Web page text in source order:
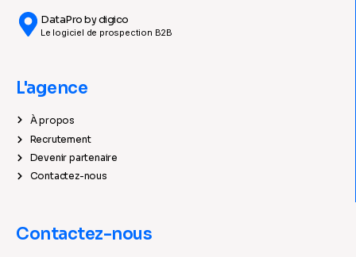
DataPro by digico
Le logiciel de prospection B2B
L'agence
À propos
Recrutement
Devenir partenaire
Contactez-nous
Contactez-nous